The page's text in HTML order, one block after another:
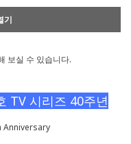
기
보실 수 있습니다.
TV 시리즈 40주년